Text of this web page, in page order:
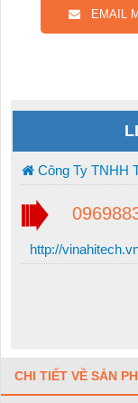
EMAIL
Công Ty TNHH
http://
CHI TIẾT VỀ SẢN